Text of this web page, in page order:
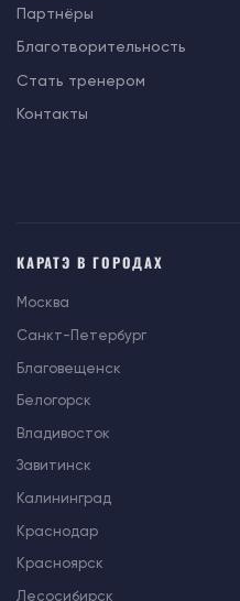
Партнёры
Благотворительность
Стать тренером
Контакты
КАРАТЭ В ГОРОДАХ
Москва
Санкт-Петербург
Благовещенск
Белогорск
Владивосток
Завитинск
Калининград
Краснодар
Красноярск
Лесосибирск